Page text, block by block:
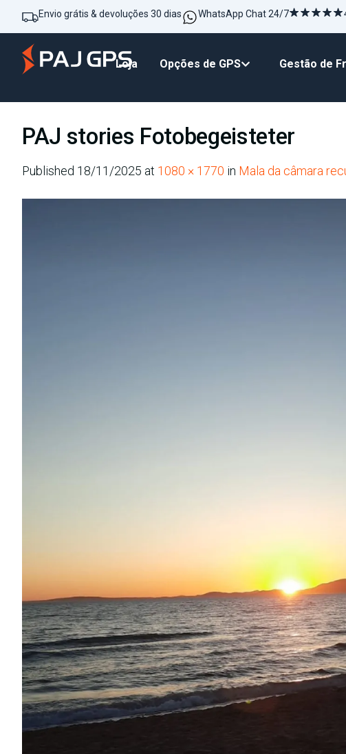
Envio grátis & devoluções 30 dias WhatsApp Chat 24/7
Loja Opções de GPS Gestão de
PAJ stories Fotobegeisteter
Published 18/11/2025 at 1080 × 1770 in Mala da câmara